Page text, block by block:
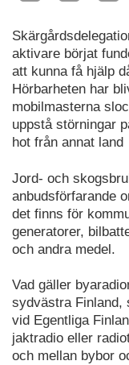
aktivare börjat
att kunna få hjälp
Hörbarheten har
mobilmasterna
uppstå störningar
hot från annat land
Jord- och
anbudsförfarande
det finns för
generatorer,
och andra medel.
Vad gäller
sydvästra Finland,
vid Egentliga
jaktradio eller
och mellan bybor